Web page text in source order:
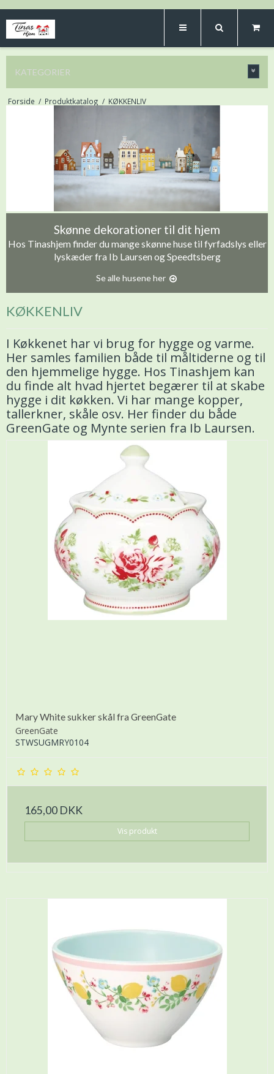
KATEGORIER
Forside / Produktkatalog / KØKKENLIV
Skønne dekorationer til dit hjem
Hos Tinashjem finder du mange skønne huse til fyrfadslys eller
lyskæder fra Ib Laursen og Speedtsberg
Se alle husene her
KØKKENLIV
I Køkkenet har vi brug for hygge og varme.
Her samles familien både til måltiderne og til
den hjemmelige hygge. Hos Tinashjem kan
du finde alt hvad hjertet begærer til at skabe
hygge i dit køkken. Vi har mange kopper,
tallerkner, skåle osv. Her finder du både
GreenGate og Mynte serien fra Ib Laursen.
Mary White sukker skål fra GreenGate
GreenGate
STWSUGMRY0104
165,00 DKK
Vis produkt